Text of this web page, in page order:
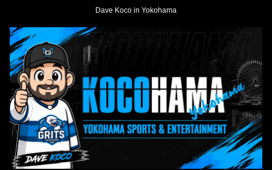
Dave Koco in Yokohama